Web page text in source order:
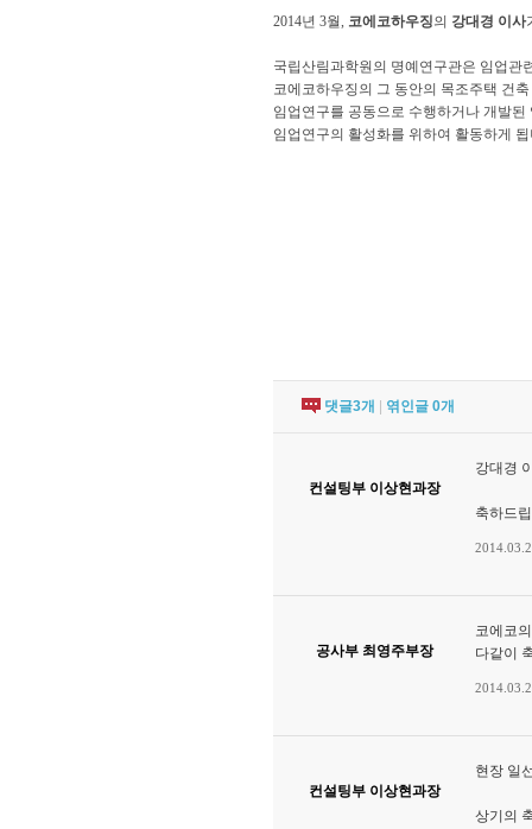
2014년 3월, 코에코하우징의 강대경 이사
국립산림과학원의 명예연구관은 임업관
코에코하우징의 그 동안의 목조주택 건
임업연구를 공동으로 수행하거나 개발
임업연구의 활성화를 위하여 활동하게
댓글3개 엮인글 0개